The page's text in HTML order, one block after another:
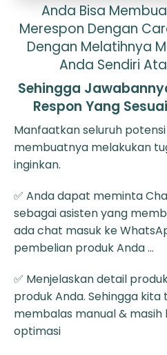
Anda Bisa
Merespon Dengan
Dengan Melatihnya
Anda Sendiri
Sehingga
Respon Yang
Manfaatkan seluruh
membuatnya melakukan
inginkan.
✅ Anda dapat meminta
sebagai asisten yang
ada chat masuk ke
pembelian produk Anda …
✅ Menjelaskan detail
produk Anda. Sehingga
membalas manual &
optimasi